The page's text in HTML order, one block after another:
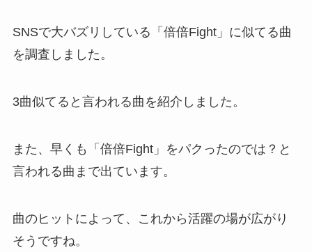
SNSで大バズリしている「倍倍Fight」に似てる曲
を調査しました。
3曲似てると言われる曲を紹介しました。
また、早くも「倍倍Fight」をパクったのでは？と
言われる曲まで出ています。
曲のヒットによって、これから活躍の場が広がり
そうですね。